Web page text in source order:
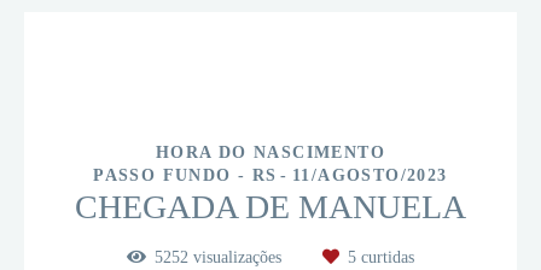
HORA DO NASCIMENTO
PASSO FUNDO - RS
11/AGOSTO/2023
CHEGADA DE MANUELA
5252 visualizações 5 curtidas